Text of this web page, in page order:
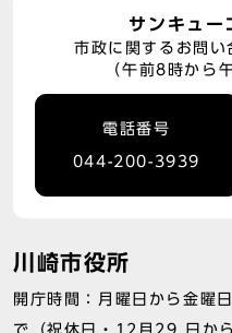
サンキュー
市政に関するお問い
（午前8時から
電話番号
044-200-3939
川崎市役所
開庁時間：月曜日から金曜
で（祝休日・12月29 日か